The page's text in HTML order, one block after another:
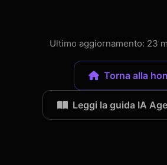
Ultimo aggiornamento: 23
Torna alla
Leggi la guida IA